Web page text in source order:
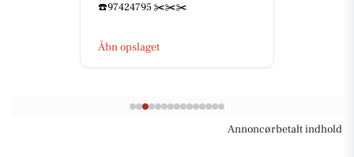
☎️97424795 ✂️✂️✂️
Åbn opslaget
Annoncørbetalt indhold